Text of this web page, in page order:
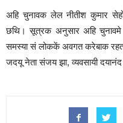
अहि चुनावक लेल नीतीश कुमार
छथि। सूत्रक अनुसार अहि चुनावमे
समस्या सं लोककें अवगत करेबाक
जदयू नेता संजय झा, व्यवसायी दयानंद